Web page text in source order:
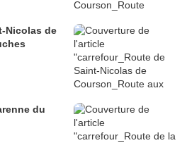
Nicolas de
du